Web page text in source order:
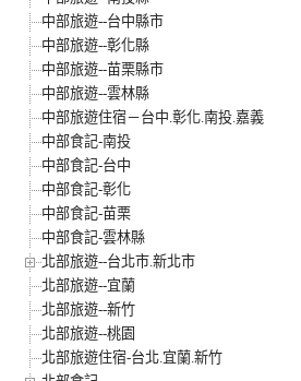
中部旅遊--台中縣市
中部旅遊--彰化縣
中部旅遊--苗栗縣市
中部旅遊--雲林縣
中部旅遊住宿－台中.彰化.南投.嘉義
中部食記-南投
中部食記-台中
中部食記-彰化
中部食記-苗栗
中部食記-雲林縣
北部旅遊--台北市.新北市
北部旅遊--宜蘭
北部旅遊--新竹
北部旅遊--桃園
北部旅遊住宿-台北.宜蘭.新竹